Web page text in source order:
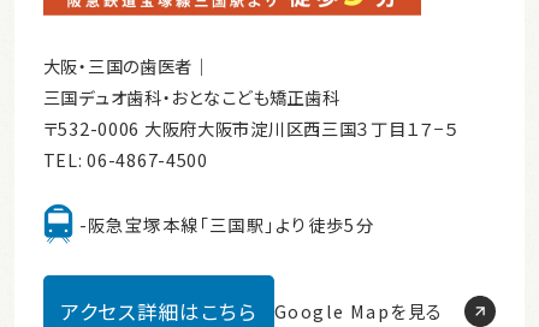
大阪・三国の歯医者｜
三国デュオ歯科・おとなこども矯正歯科
〒532-0006 大阪府大阪市淀川区西三国３丁目１７−５
TEL:06-4867-4500
-阪急宝塚本線「三国駅」より徒歩5分
アクセス詳細はこちら Google Mapを見る